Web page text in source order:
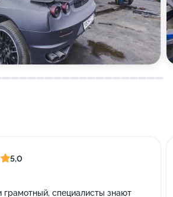
5,0
специалисты знают